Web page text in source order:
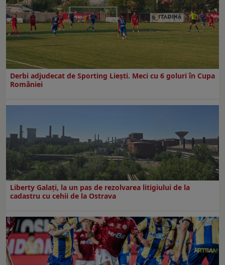
Derbi adjudecat de Sporting Liești. Meci cu 6 goluri în Cupa
României
Liberty Galați, la un pas de rezolvarea litigiului de la
cadastru cu cehii de la Ostrava